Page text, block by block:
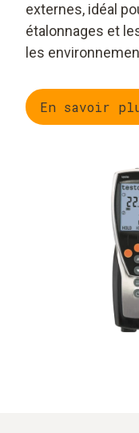
externes, idéal
étalonnages et
les
En savoir